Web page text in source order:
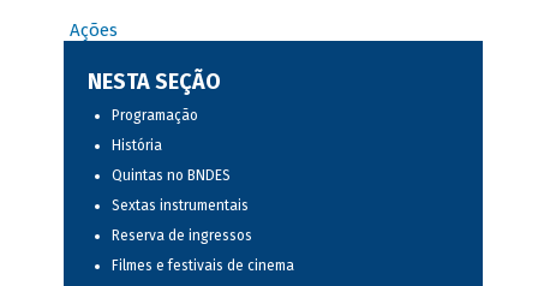
Ações
NESTA SEÇÃO
Programação
História
Quintas no BNDES
Sextas instrumentais
Reserva de ingressos
Filmes e festivais de cinema